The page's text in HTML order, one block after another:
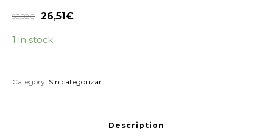
53,02€ 26,51€
1 in stock
Category: Sin categorizar
Description